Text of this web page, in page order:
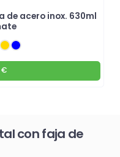
de acero inox. 630ml
€
con faja de